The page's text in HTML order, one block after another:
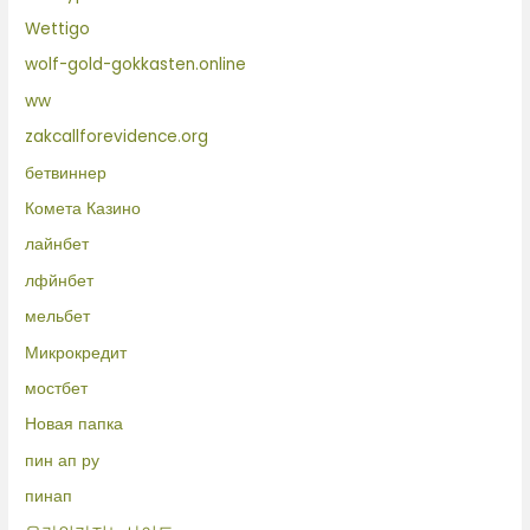
Wettigo
wolf-gold-gokkasten.online
ww
zakcallforevidence.org
бетвиннер
Комета Казино
лайнбет
лфйнбет
мельбет
Микрокредит
мостбет
Новая папка
пин ап ру
пинап